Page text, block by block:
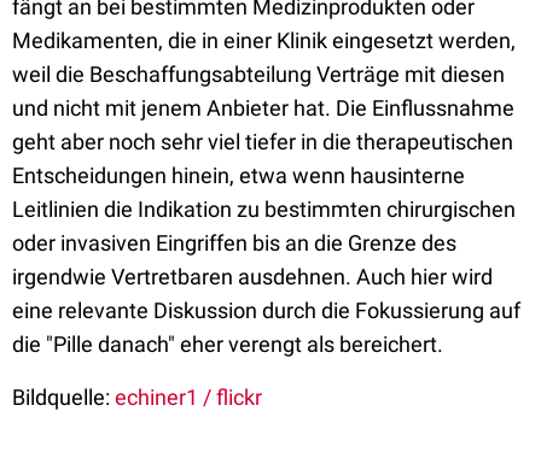
fängt an bei bestimmten Medizinprodukten oder
Medikamenten, die in einer Klinik eingesetzt werden,
weil die Beschaffungsabteilung Verträge mit diesen
und nicht mit jenem Anbieter hat. Die Einflussnahme
geht aber noch sehr viel tiefer in die therapeutischen
Entscheidungen hinein, etwa wenn hausinterne
Leitlinien die Indikation zu bestimmten chirurgischen
oder invasiven Eingriffen bis an die Grenze des
irgendwie Vertretbaren ausdehnen. Auch hier wird
eine relevante Diskussion durch die Fokussierung auf
die "Pille danach" eher verengt als bereichert.
Bildquelle:echiner1 / flickr